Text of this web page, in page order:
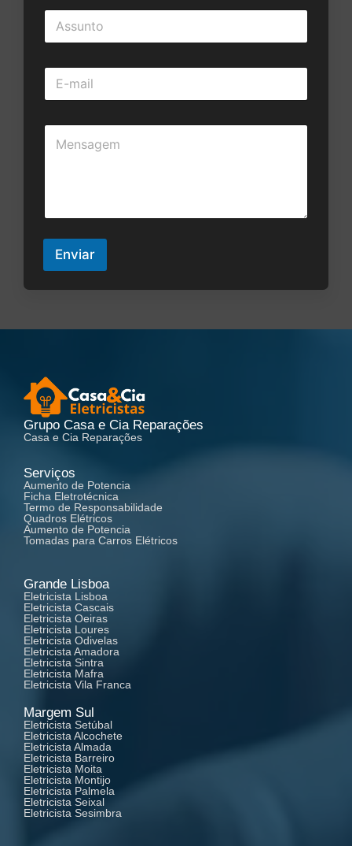
d
A
s
o
E
a
M
e
m
Enviar
Grupo Casa e Cia Reparações
Casa e Cia Reparações
Serviços
Aumento de Potencia
Ficha Eletrotécnica
Termo de Responsabilidade
Quadros Elétricos
Aumento de Potencia
Tomadas para Carros Elétricos
Grande Lisboa
Eletricista Lisboa
Eletricista Cascais
Eletricista Oeiras
Eletricista Loures
Eletricista Odivelas
Eletricista Amadora
Eletricista Sintra
Eletricista Mafra
Eletricista Vila Franca
Margem Sul
Eletricista Setúbal
Eletricista Alcochete
Eletricista Almada
Eletricista Barreiro
Eletricista Moita
Eletricista Montijo
Eletricista Palmela
Eletricista Seixal
Eletricista Sesimbra